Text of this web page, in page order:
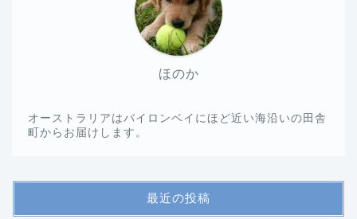
ほのか
オーストラリアはバイロンベイにほど近い海沿いの田舎
町からお届けします。
最近の投稿